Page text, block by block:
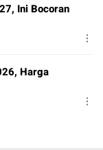
Ini Bocoran
Harga